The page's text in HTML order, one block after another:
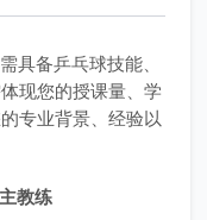
具备乒乓球技能、
现您的授课量、学
专业背景、经验以
教练